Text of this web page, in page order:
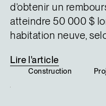
d’obtenir un
atteindre 50 000 $
habitation neuve,
Lire l'article
Construction